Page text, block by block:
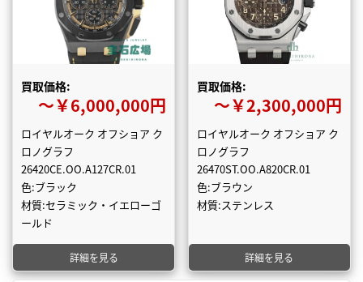
買取価格:
〜￥6,000,000円
ロイヤルオーク オフショア ク
ロノグラフ
26420CE.OO.A127CR.01
色:ブラック
材質:セラミック・イエローゴ
ールド
詳細を見る
買取価格:
〜￥2,300,000円
ロイヤルオーク オフショア ク
ロノグラフ
26470ST.OO.A820CR.01
色:ブラウン
材質:ステンレス
詳細を見る